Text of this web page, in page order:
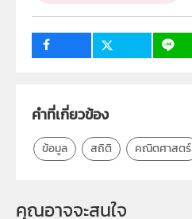
กลุ่มเป้าหมาย
คำที่เกี่ยวข้อง
ข้อมูล สถิติ คณิตศาสตร์
คุณอาจจะสนใจ